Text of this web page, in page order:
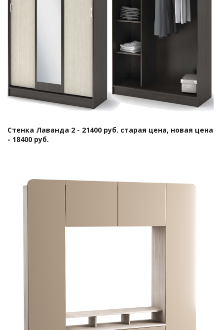
Стенка Лаванда 2 - 21400 руб. старая цена, новая цена
- 18400 руб.